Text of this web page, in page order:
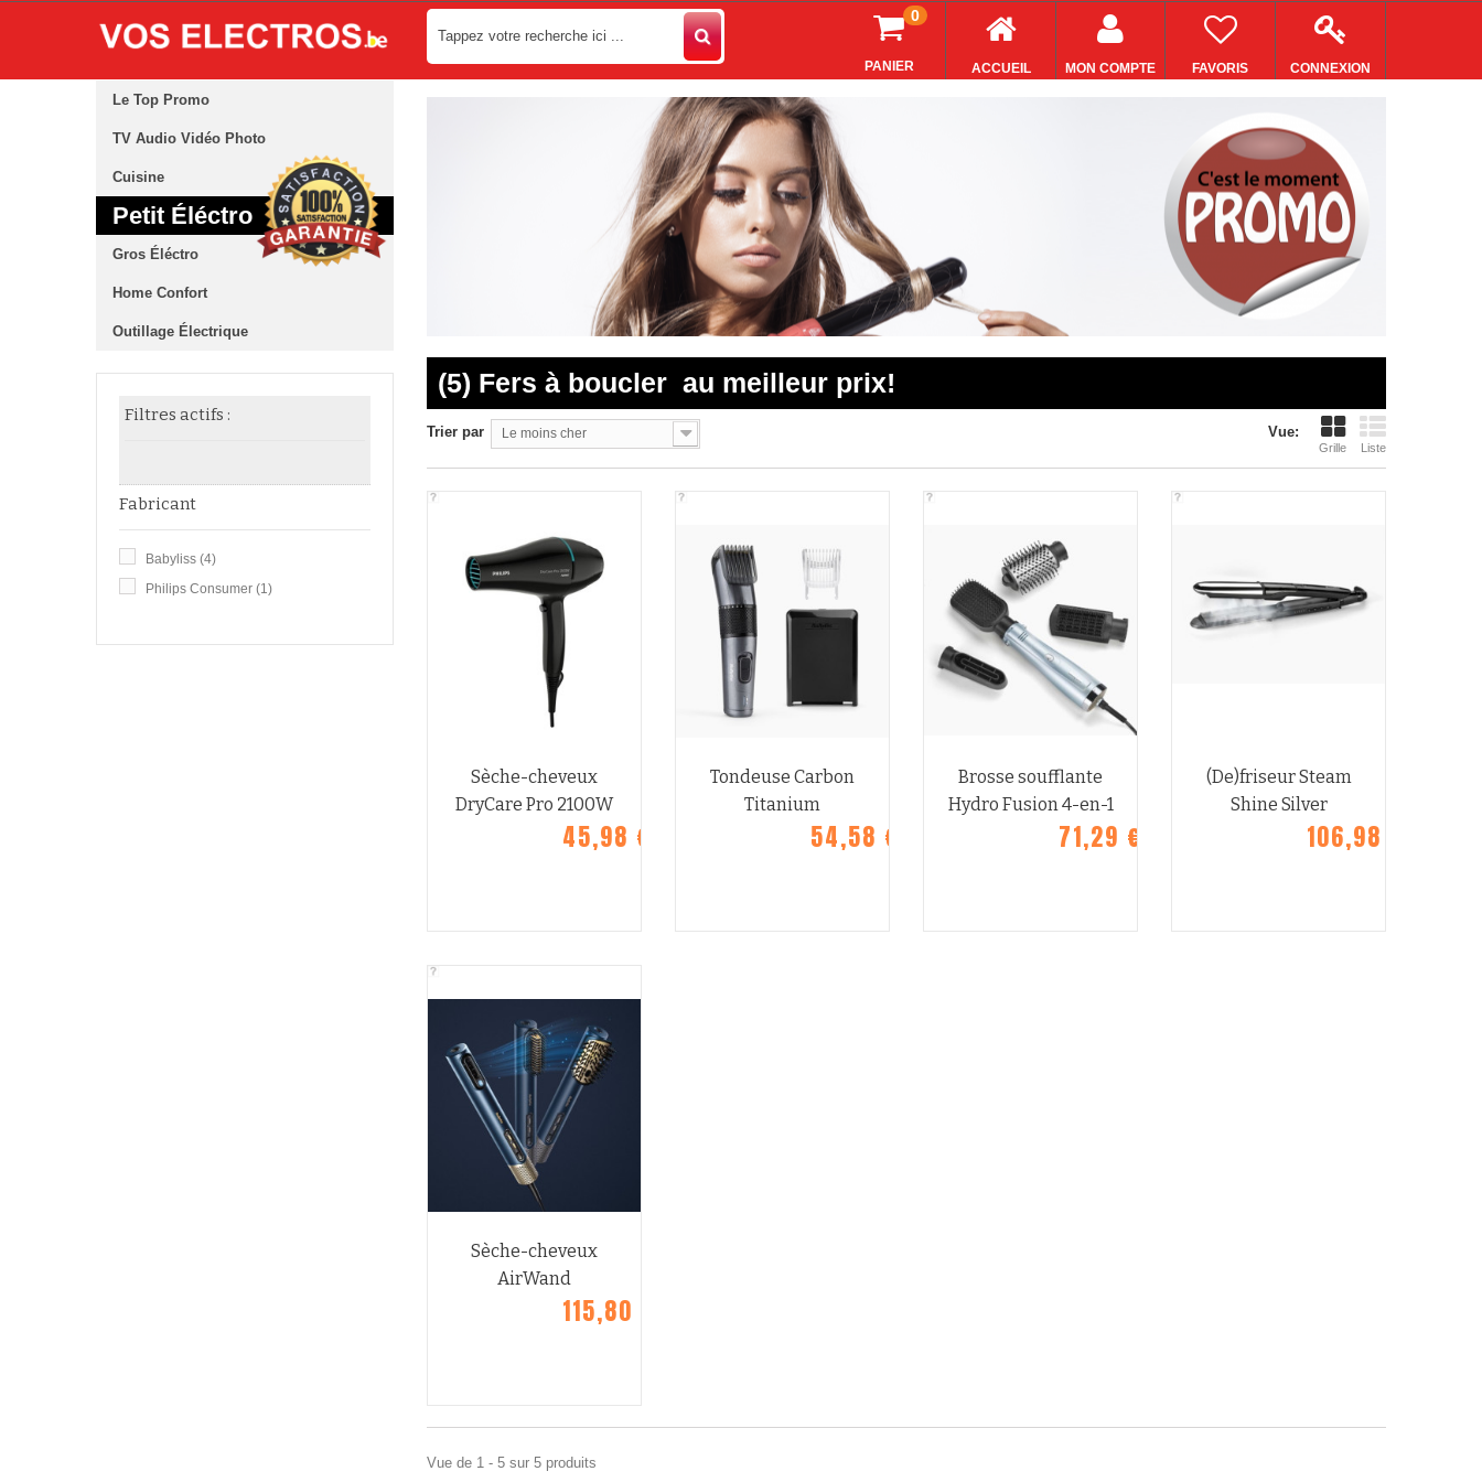
PANIER
0
Le Top Promo
TV Audio Vidéo Photo
Cuisine
Petit Éléctro
Gros Éléctro
Home Confort
Outillage Électrique
CONNEXION
FAVORIS
MON COMPTE
ACCUEIL
Filtres actifs :
Fabricant
Babyliss (4)
Philips Consumer (1)
(5) Fers à boucler au meilleur prix!
Vue:
Grille Liste
Trier par Le moins cher
Sèche-cheveux
DryCare Pro 2100W
45,98 €
Tondeuse Carbon
Titanium
54,58 €
Brosse soufflante
Hydro Fusion 4-en-1
71,29 €
(De)friseur Steam
Shine Silver
106,98 €
Sèche-cheveux
AirWand
115,80 €
Vue de 1 - 5 sur 5 produits